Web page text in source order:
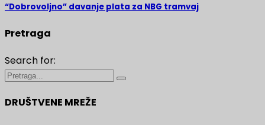
“Dobrovoljno” davanje plata za NBG tramvaj
Pretraga
Search for:
DRUŠTVENE MREŽE